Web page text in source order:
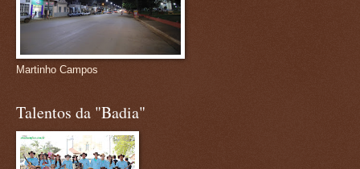
Martinho Campos
Talentos da "Badia"